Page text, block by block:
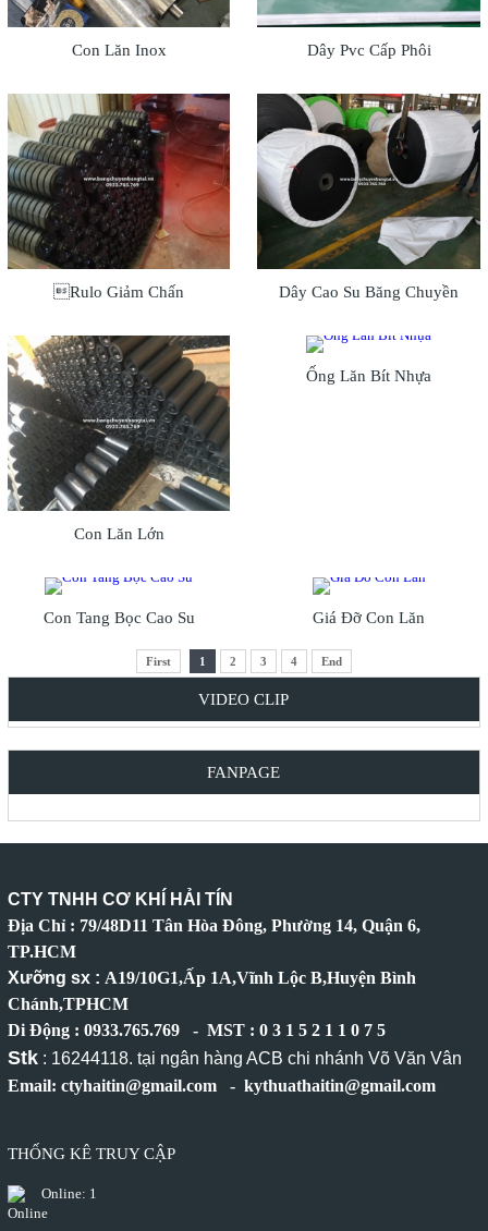
Con Lăn Inox Dây Pvc Cấp Phôi
Rulo Giảm Chấn Dây Cao Su Băng Chuyền
Con Lăn Lớn
Ống Lăn Bít Nhựa
Con Tang Bọc Cao Su Giá Đỡ Con Lăn
First 1 2 3 4 End
VIDEO CLIP
FANPAGE
CTY TNHH CƠ KHÍ HẢI TÍN
Địa Chỉ : 79/48D11 Tân Hòa Đông, Phường 14, Quận 6,
TP.HCM
Xưỡng sx : A19/10G1,Ấp 1A,Vĩnh Lộc B,Huyện Bình
Chánh,TPHCM
Di Động : 0933.765.769 - MST : 0 3 1 5 2 1 1 0 7 5
Stk: 16244118. tại ngân hàng ACB chi nhánh Võ Văn Vân
Email: ctyhaitin@gmail.com - kythuathaitin@gmail.com
THỐNG KÊ TRUY CẬP
Online: 1